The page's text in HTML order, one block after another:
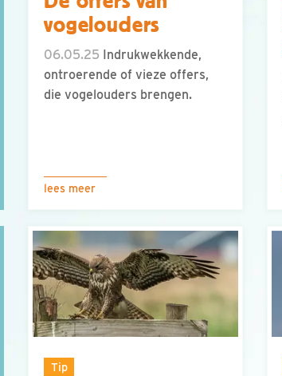
vogelouders
06.05.25 Indrukwekkende,
ontroerende of vieze offers,
die vogelouders brengen.
lees meer
Tip